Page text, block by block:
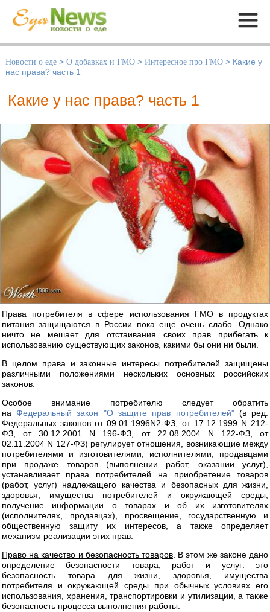
Меню
Новости о еде > О добавках и ГМО > Интересное про ГМО > Какие у
нас права? часть 1
Какие у нас права? часть 1
Права потребителя в сфере использования ГМО в продуктах
питания защищаются в России пока еще очень слабо. Однако
ничто не мешает для отстаивания своих прав прибегать к
использованию существующих законов, какими бы они ни были.
В целом права и законные интересы потребителей защищены
различными положениями нескольких основных российских
законов:
Особое внимание потребителю следует обратить
на Федеральный закон "О защите прав потребителей" (в ред.
Федеральных законов от 09.01.1996N2-ФЗ, от 17.12.1999 N 212-
ФЗ, от 30.12.2001 N 196-ФЗ, от 22.08.2004 N 122-ФЗ, от
02.11.2004 N 127-ФЗ) регулирует отношения, возникающие между
потребителями и изготовителями, исполнителями, продавцами
при продаже товаров (выполнении работ, оказании услуг),
устанавливает права потребителей на приобретение товаров
(работ, услуг) надлежащего качества и безопасных для жизни,
здоровья, имущества потребителей и окружающей среды,
получение информации о товарах и об их изготовителях
(исполнителях, продавцах), просвещение, государственную и
общественную защиту их интересов, а также определяет
механизм реализации этих прав.
Право на качество и безопасность товаров. В этом же законе дано
определение безопасности товара, работ и услуг: это
безопасность товара для жизни, здоровья, имущества
потребителя и окружающей среды при обычных условиях его
использования, хранения, транспортировки и утилизации, а также
безопасность процесса выполнения работы.